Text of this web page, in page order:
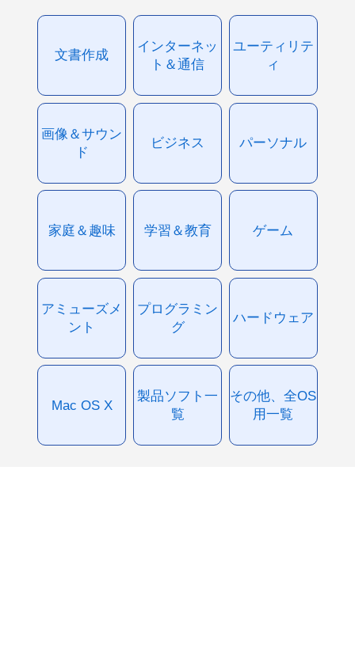
文書作成
インターネッ
ト＆通信
ユーティリテ
ィ
画像＆サウン
ド
ビジネス パーソナル
家庭＆趣味 学習＆教育 ゲーム
アミューズメ
ント
プログラミン
グ
ハードウェア
Mac OS X
製品ソフト一
覧
その他、全OS
用一覧